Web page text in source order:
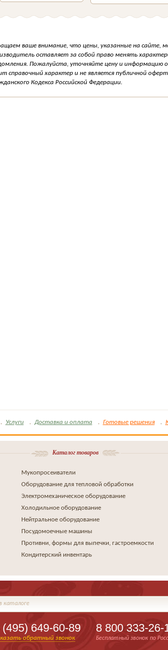
ваше внимание, что цены, указанные на сайте,
оставляет за собой право менять
Пожалуйста, уточняйте цену и информацию
справочный характер и не является публичной
Кодекса Российской Федерации.
Услуги Доставка и оплата Готовые решения
Каталог товаров
Мукопросеиватели
Оборудование для тепловой обработки
Электромеханическое оборудование
Холодильное оборудование
Нейтральное оборудование
Посудомоечные машины
Противни, формы для выпечки, гастроемкости
Кондитерский инвентарь
каталоге
(495) 649-60-89
обратный звонок
8 800 333-26-
Бесплатный звонок по